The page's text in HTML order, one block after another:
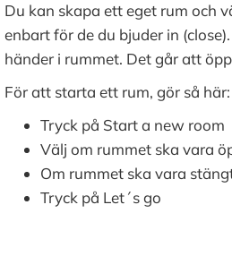
Du kan skapa ett eget rum och
enbart för de du bjuder in
händer i rummet. Det går att
För att starta ett rum, gör så här:
Tryck på Start a new room
Välj om rummet ska vara
Om rummet ska vara
Tryck på Let´s go